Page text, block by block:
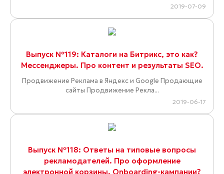
2019-07-09
Выпуск №119: Каталоги на Битрикс, это как?
Мессенджеры. Про контент и результаты SEO.
Продвижение Реклама в Яндекс и Google Продающие
сайты Продвижение Рекла...
2019-06-17
Выпуск №118: Ответы на типовые вопросы
рекламодателей. Про оформление
электронной корзины. Onboarding-кампании?